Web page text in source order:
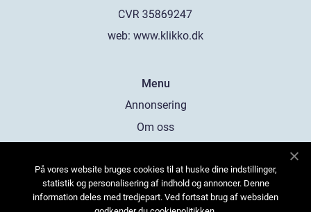
web: www.klikko.dk
Menu
Annonsering
Om oss
Kontakta oss
Sitemap
På vores website bruges cookies til at huske dine indstillinger,
statistik og personalisering af indhold og annoncer. Denne
information deles med tredjepart. Ved fortsat brug af websiden